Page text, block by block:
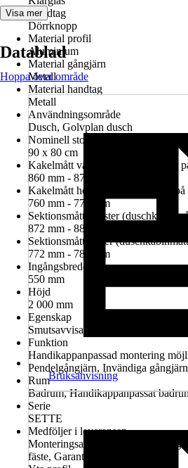
Handtag
Dörrknopp
Material profil
Aluminium
Material gångjärn
Metall
Material handtag
Metall
Användningsområde
Dusch, Golvplan dusch
Nominell storlek i cm
90 x 80 cm
Kakelmått vänster (glasrutans mitt
860 mm - 874 mm
Kakelmått höger (glasrutans mitt
760 mm - 774 mm
Sektionsmått vänster
872 mm - 886 mm
Sektionsmått höger
772 mm - 786 mm
Ingångsbredd
550 mm
Höjd
2 000 mm
Egenskap
Smutsavvisande glasbeläggning,
Funktion
Handikappanpassad montering
Pendelgångjärn, Invändiga gångjärn
Rum
Badrum, Handikappanpassat
Serie
SETTE
Medföljer i leveransen
Monteringsanvisningar,
fäste, Garantiintyg
Visa mer
Datablad
Hoppa över område
Bruksanvisning